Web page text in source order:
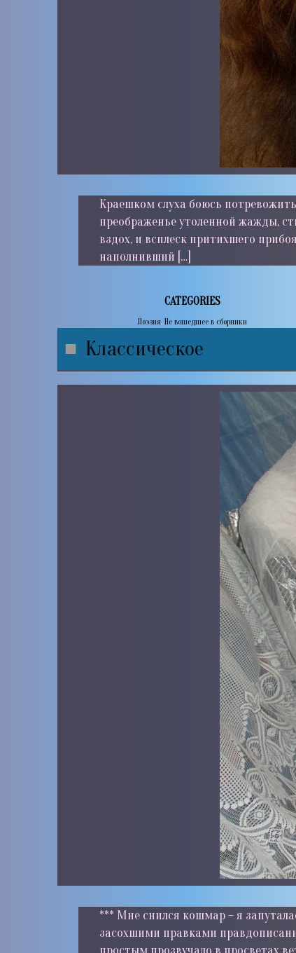
Краешком слуха боюсь
преображенье утоленной жажды,
вздох, и всплеск притихшего
наполнивший […]
CATEGORIES
Поэзия,Не вошедшее в сборники
Классическое
*** Мне снился кошмар – я
засохшими правками